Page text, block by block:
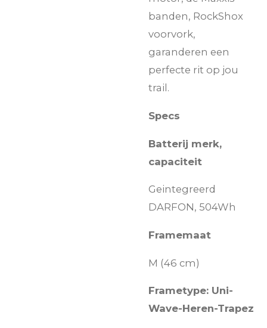
banden, RockShox
voorvork,
garanderen een
perfecte rit op jou
trail.
Specs
Batterij merk,
capaciteit
Geintegreerd
DARFON, 504Wh
Framemaat
M (46 cm)
Frametype: Uni-
Wave-Heren-Trapez